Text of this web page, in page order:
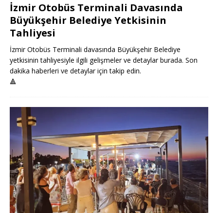
İzmir Otobüs Terminali Davasında
Büyükşehir Belediye Yetkisinin
Tahliyesi
İzmir Otobüs Terminali davasında Büyükşehir Belediye
yetkisinin tahliyesiyle ilgili gelişmeler ve detaylar burada. Son
dakika haberleri ve detaylar için takip edin.
🔺